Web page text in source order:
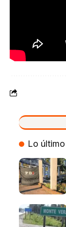
VIVO
Lo último